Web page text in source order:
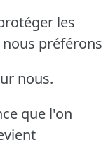
les
préférons
nous.
que l'on